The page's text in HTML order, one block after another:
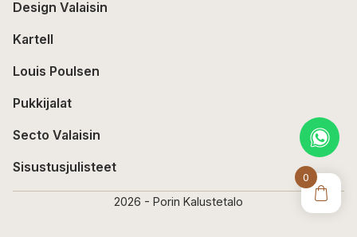
0
Design Valaisin
Kartell
Louis Poulsen
Pukkijalat
Secto Valaisin
Sisustusjulisteet
2026 - Porin Kalustetalo